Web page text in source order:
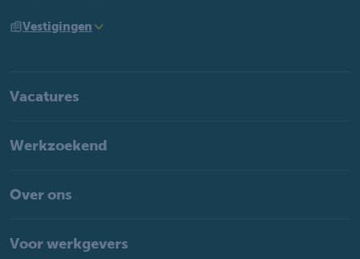
Vestigingen
Vacatures
Werkzoekend
Over ons
Voor werkgevers